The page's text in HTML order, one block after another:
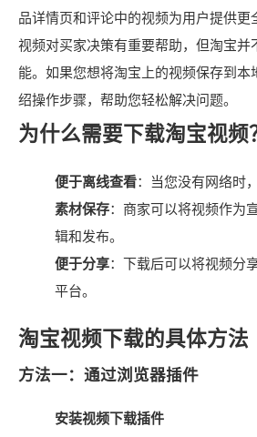
品详情页和评论中的视频为用户提供更
视频对买家决策有重要帮助，但淘宝并
能。如果您想将淘宝上的视频保存到本
绍操作步骤，帮助您轻松解决问题。
为什么需要下载淘宝视频
便于离线查看：当您没有网络时
素材保存：商家可以将视频作为
辑和发布。
便于分享：下载后可以将视频分
平台。
淘宝视频下载的具体方法
方法一：通过浏览器插件
安装视频下载插件